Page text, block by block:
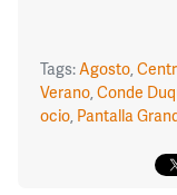
Tags:Agosto,
Verano,Conde
ocio, Pantalla